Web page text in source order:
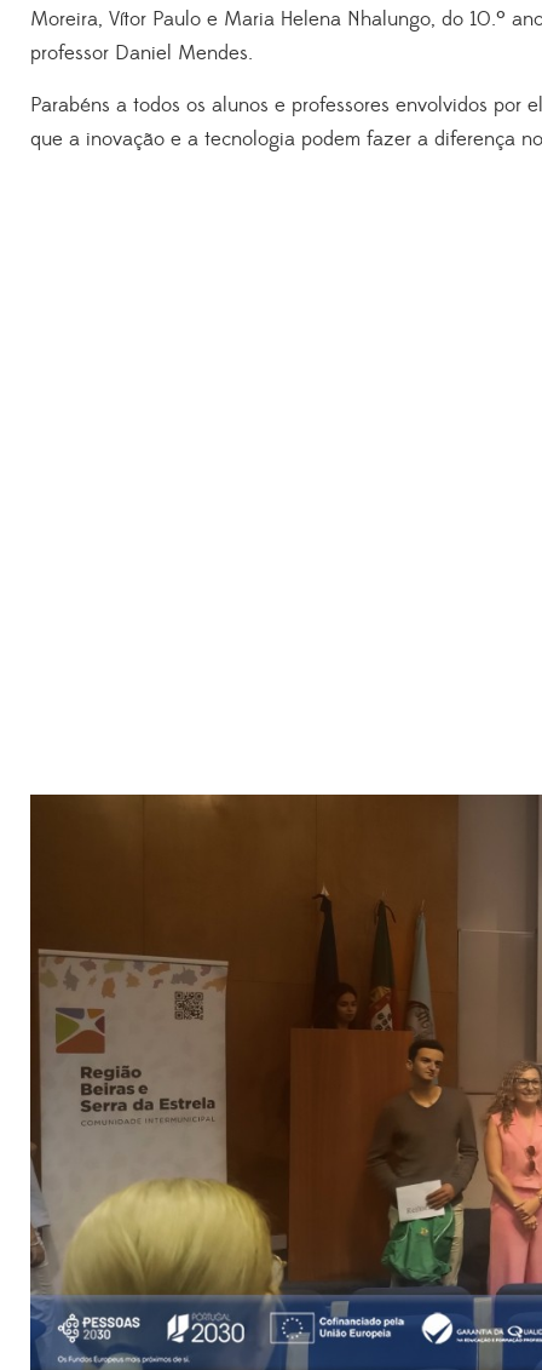
Moreira, Vítor Paulo e Maria Helena Nhalungo, do 10.º
professor Daniel Mendes.
Parabéns a todos os alunos e professores envolvidos por
que a inovação e a tecnologia podem fazer a diferença